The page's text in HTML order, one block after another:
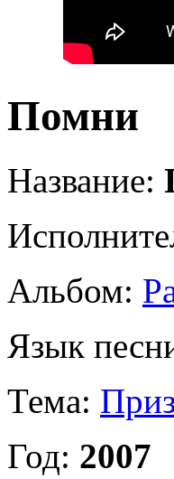
Помни
Название:
Альбом:
Язык
Тема:
Год: 2007